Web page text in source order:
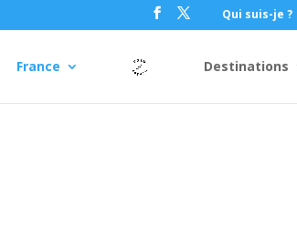
Qui suis-je ?
France Destinations